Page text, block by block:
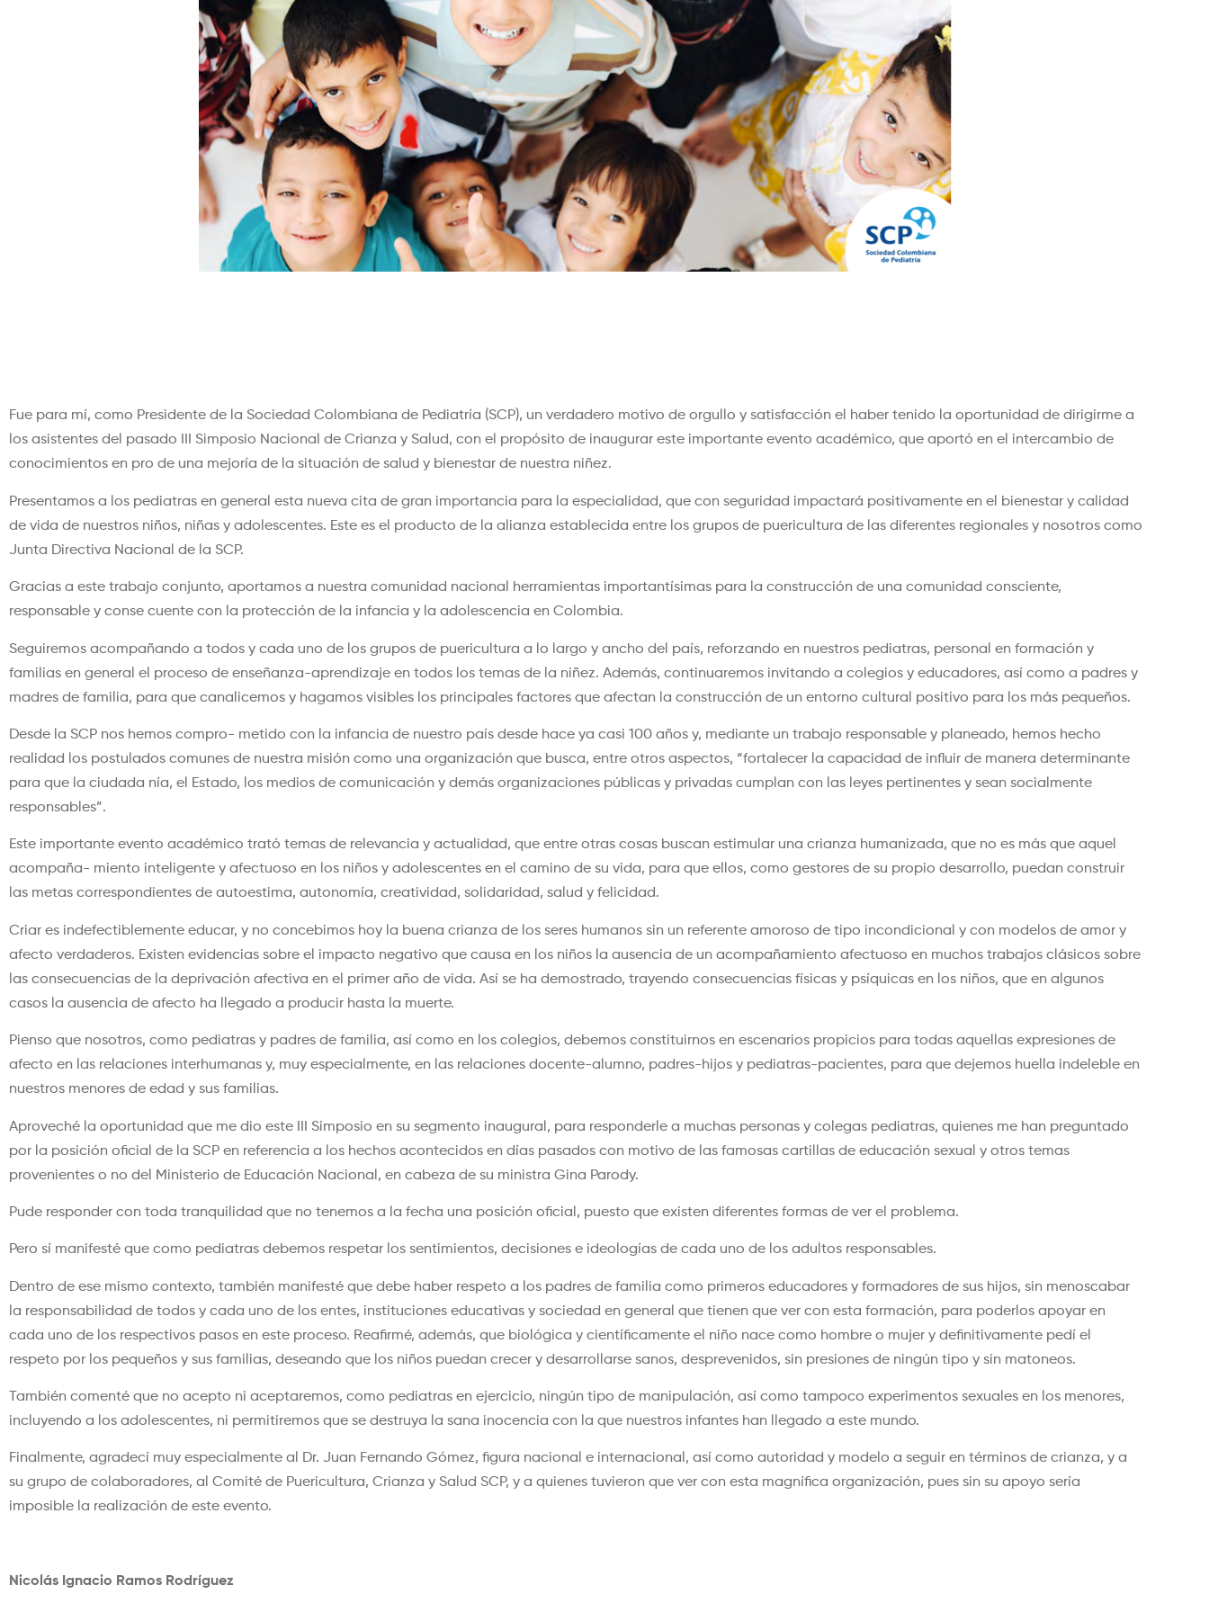
Fue para mí, como Presidente de la Sociedad Colombiana de Pediatría (SCP), un verdadero motivo de orgullo y satisfacción el haber tenido la oportunidad de dirigirme a
los asistentes del pasado III Simposio Nacional de Crianza y Salud, con el propósito de inaugurar este importante evento académico, que aportó en el intercambio de
conocimientos en pro de una mejoría de la situación de salud y bienestar de nuestra niñez.
Presentamos a los pediatras en general esta nueva cita de gran importancia para la especialidad, que con seguridad impactará positivamente en el bienestar y calidad
de vida de nuestros niños, niñas y adolescentes. Este es el producto de la alianza establecida entre los grupos de puericultura de las diferentes regionales y nosotros como
Junta Directiva Nacional de la SCP.
Gracias a este trabajo conjunto, aportamos a nuestra comunidad nacional herramientas importantísimas para la construcción de una comunidad consciente,
responsable y conse cuente con la protección de la infancia y la adolescencia en Colombia.
Seguiremos acompañando a todos y cada uno de los grupos de puericultura a lo largo y ancho del país, reforzando en nuestros pediatras, personal en formación y
familias en general el proceso de enseñanza-aprendizaje en todos los temas de la niñez. Además, continuaremos invitando a colegios y educadores, así como a padres y
madres de familia, para que canalicemos y hagamos visibles los principales factores que afectan la construcción de un entorno cultural positivo para los más pequeños.
Desde la SCP nos hemos compro- metido con la infancia de nuestro país desde hace ya casi 100 años y, mediante un trabajo responsable y planeado, hemos hecho
realidad los postulados comunes de nuestra misión como una organización que busca, entre otros aspectos, “fortalecer la capacidad de influir de manera determinante
para que la ciudada nía, el Estado, los medios de comunicación y demás organizaciones públicas y privadas cumplan con las leyes pertinentes y sean socialmente
responsables”.
Este importante evento académico trató temas de relevancia y actualidad, que entre otras cosas buscan estimular una crianza humanizada, que no es más que aquel
acompaña- miento inteligente y afectuoso en los niños y adolescentes en el camino de su vida, para que ellos, como gestores de su propio desarrollo, puedan construir
las metas correspondientes de autoestima, autonomía, creatividad, solidaridad, salud y felicidad.
Criar es indefectiblemente educar, y no concebimos hoy la buena crianza de los seres humanos sin un referente amoroso de tipo incondicional y con modelos de amor y
afecto verdaderos. Existen evidencias sobre el impacto negativo que causa en los niños la ausencia de un acompañamiento afectuoso en muchos trabajos clásicos sobre
las consecuencias de la deprivación afectiva en el primer año de vida. Así se ha demostrado, trayendo consecuencias físicas y psíquicas en los niños, que en algunos
casos la ausencia de afecto ha llegado a producir hasta la muerte.
Pienso que nosotros, como pediatras y padres de familia, así como en los colegios, debemos constituirnos en escenarios propicios para todas aquellas expresiones de
afecto en las relaciones interhumanas y, muy especialmente, en las relaciones docente-alumno, padres-hijos y pediatras-pacientes, para que dejemos huella indeleble en
nuestros menores de edad y sus familias.
Aproveché la oportunidad que me dio este III Simposio en su segmento inaugural, para responderle a muchas personas y colegas pediatras, quienes me han preguntado
por la posición oficial de la SCP en referencia a los hechos acontecidos en días pasados con motivo de las famosas cartillas de educación sexual y otros temas
provenientes o no del Ministerio de Educación Nacional, en cabeza de su ministra Gina Parody.
Pude responder con toda tranquilidad que no tenemos a la fecha una posición oficial, puesto que existen diferentes formas de ver el problema.
Pero sí manifesté que como pediatras debemos respetar los sentimientos, decisiones e ideologías de cada uno de los adultos responsables.
Dentro de ese mismo contexto, también manifesté que debe haber respeto a los padres de familia como primeros educadores y formadores de sus hijos, sin menoscabar
la responsabilidad de todos y cada uno de los entes, instituciones educativas y sociedad en general que tienen que ver con esta formación, para poderlos apoyar en
cada uno de los respectivos pasos en este proceso. Reafirmé, además, que biológica y científicamente el niño nace como hombre o mujer y definitivamente pedí el
respeto por los pequeños y sus familias, deseando que los niños puedan crecer y desarrollarse sanos, desprevenidos, sin presiones de ningún tipo y sin matoneos.
También comenté que no acepto ni aceptaremos, como pediatras en ejercicio, ningún tipo de manipulación, así como tampoco experimentos sexuales en los menores,
incluyendo a los adolescentes, ni permitiremos que se destruya la sana inocencia con la que nuestros infantes han llegado a este mundo.
Finalmente, agradecí muy especialmente al Dr. Juan Fernando Gómez, figura nacional e internacional, así como autoridad y modelo a seguir en términos de crianza, y a
su grupo de colaboradores, al Comité de Puericultura, Crianza y Salud SCP, y a quienes tuvieron que ver con esta magnífica organización, pues sin su apoyo sería
imposible la realización de este evento.
Nicolás Ignacio Ramos Rodríguez